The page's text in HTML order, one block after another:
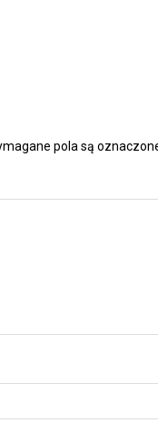
pola są